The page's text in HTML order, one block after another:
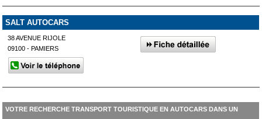
SALT AUTOCARS
38 AVENUE RIJOLE
09100 - PAMIERS
VOTRE RECHERCHE TRANSPORT TOURISTIQUE EN AUTOCARS DANS UN